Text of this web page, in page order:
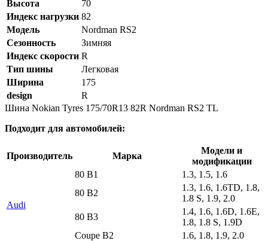
Высота
70
Индекс нагрузки 82
Модель
Nordman RS2
Сезонность
Зимняя
Индекс скорости R
Тип шины
Легковая
Ширина
175
design
R
Шина Nokian Tyres 175/70R13 82R Nordman RS2 TL
Подходит для автомобилей:
Производитель Марка
Модели и
модификации
Audi
80 B1
1.3, 1.5, 1.6
80 B2
1.3, 1.6, 1.6TD, 1.8,
1.8 S, 1.9, 2.0
80 B3
1.4, 1.6, 1.6D, 1.6E,
1.8, 1.8 S, 1.9D
Coupe B2
1.6, 1.8, 1.9, 2.0